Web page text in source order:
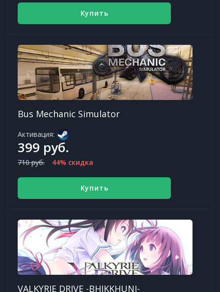
Купить
Bus Mechanic Simulator
Активация:
399 руб.
710 руб. 44% скидка
Купить
VALKYRIE DRIVE -BHIKKHUNI-